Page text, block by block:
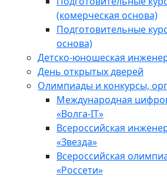
(комерческая основа)
Подготовительные
основа)
Детско-юношеская
День открытых дверей
Олимпиады и конкурсы,
Международная
«Волга-IT»
Всероссийская
«Звезда»
Всероссийская
«Россети»